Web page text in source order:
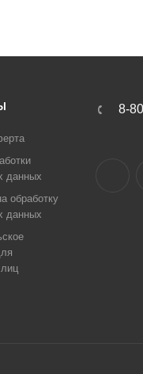
данных
обработку
данных
8-